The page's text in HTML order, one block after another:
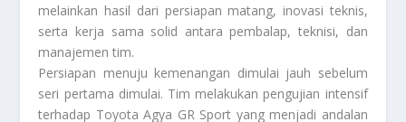
melainkan hasil dari persiapan matang, inovasi teknis,
serta kerja sama solid antara pembalap, teknisi, dan
manajemen tim.
Persiapan menuju kemenangan dimulai jauh sebelum
seri pertama dimulai. Tim melakukan pengujian intensif
terhadap Toyota Agya GR Sport yang menjadi andalan